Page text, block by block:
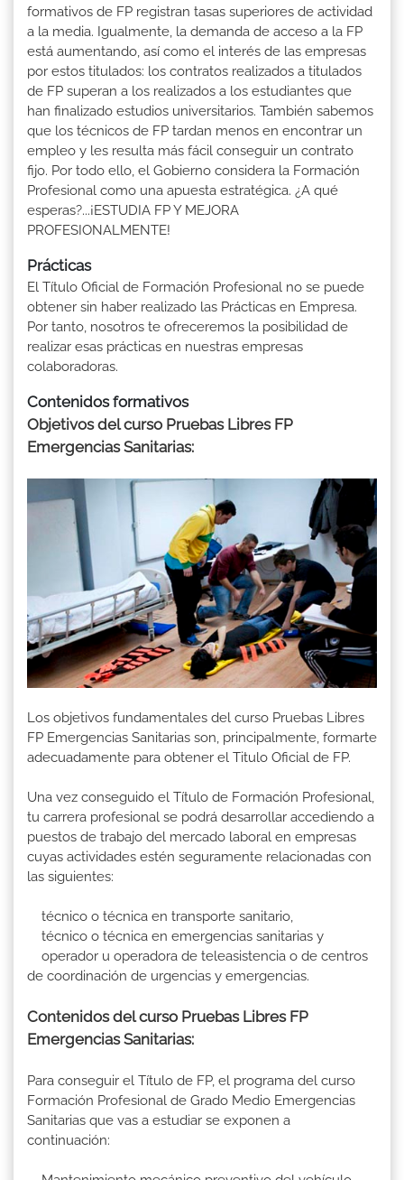
formativos de FP registran tasas superiores de actividad
a la media. Igualmente, la demanda de acceso a la FP
está aumentando, así como el interés de las empresas
por estos titulados: los contratos realizados a titulados
de FP superan a los realizados a los estudiantes que
han finalizado estudios universitarios. También sabemos
que los técnicos de FP tardan menos en encontrar un
empleo y les resulta más fácil conseguir un contrato
fijo. Por todo ello, el Gobierno considera la Formación
Profesional como una apuesta estratégica. ¿A qué
esperas?...¡ESTUDIA FP Y MEJORA
PROFESIONALMENTE!
Prácticas
El Título Oficial de Formación Profesional no se puede
obtener sin haber realizado las Prácticas en Empresa.
Por tanto, nosotros te ofreceremos la posibilidad de
realizar esas prácticas en nuestras empresas
colaboradoras.
Contenidos formativos
Objetivos del curso Pruebas Libres FP
Emergencias Sanitarias:
Los objetivos fundamentales del curso Pruebas Libres
FP Emergencias Sanitarias son, principalmente, formarte
adecuadamente para obtener el Titulo Oficial de FP.
Una vez conseguido el Título de Formación Profesional,
tu carrera profesional se podrá desarrollar accediendo a
puestos de trabajo del mercado laboral en empresas
cuyas actividades estén seguramente relacionadas con
las siguientes:
técnico o técnica en transporte sanitario,
técnico o técnica en emergencias sanitarias y
operador u operadora de teleasistencia o de centros
de coordinación de urgencias y emergencias.
Contenidos del curso Pruebas Libres FP
Emergencias Sanitarias:
Para conseguir el Título de FP, el programa del curso
Formación Profesional de Grado Medio Emergencias
Sanitarias que vas a estudiar se exponen a
continuación: